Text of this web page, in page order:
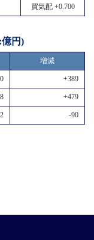
買気配 +0.700
円)
増減
+389
+479
-90